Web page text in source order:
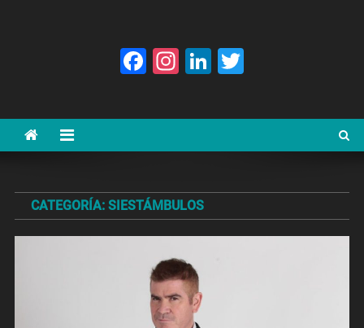
Facebook
Instagram
LinkedIn
CATEGORÍA: SIESTÁMBULOS